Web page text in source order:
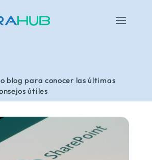
blog para conocer las últimas
útiles